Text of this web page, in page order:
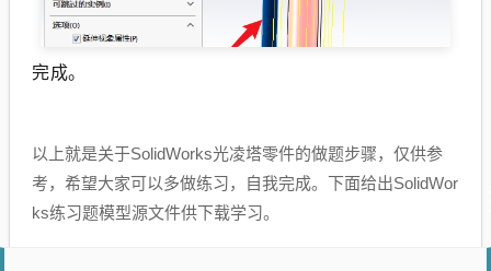
完成。
以上就是关于SolidWorks光凌塔零件的做题步骤，仅供参
考，希望大家可以多做练习，自我完成。下面给出SolidWor
ks练习题模型源文件供下载学习。